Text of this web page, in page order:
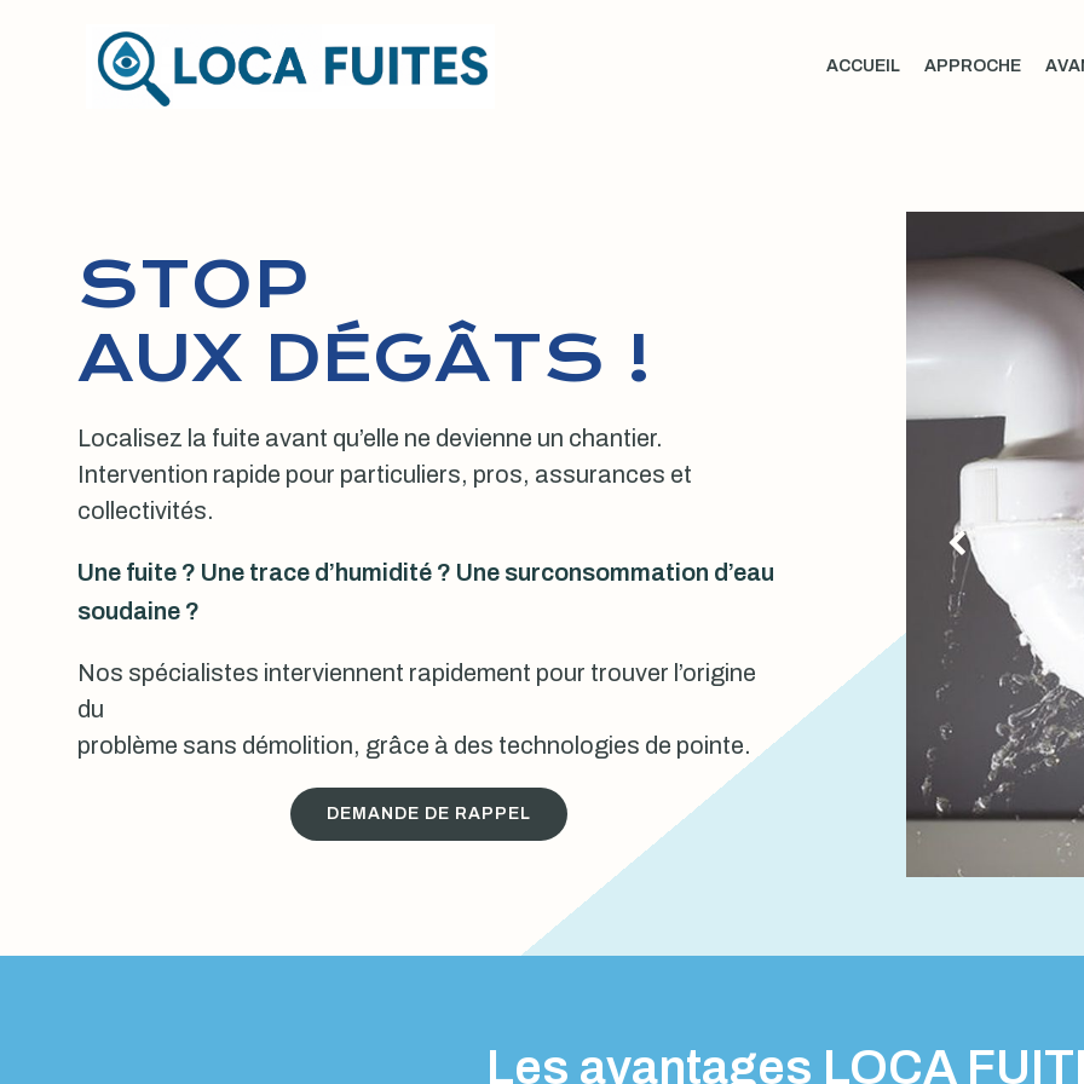
ACCUEIL APPROCHE
STOP
AUX DÉGÂTS !
Localisez la fuite avant qu’elle ne devienne un chantier.
Intervention rapide pour particuliers, pros, assurances et
collectivités.
Une fuite ? Une trace d’humidité ? Une surconsommation d’eau
soudaine ?
Nos spécialistes interviennent rapidement pour trouver l’origine
du
problème sans démolition, grâce à des technologies de pointe.
DEMANDE DE RAPPEL
Les avantages LOCA